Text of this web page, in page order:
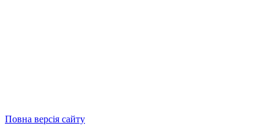
Повна версія сайту